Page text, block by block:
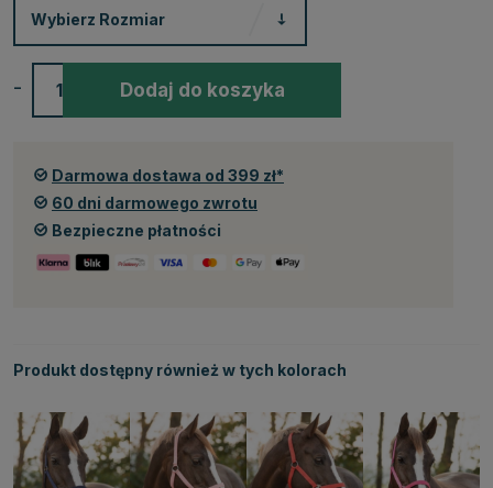
Wybierz Rozmiar
- Dodaj do koszyka
Darmowa dostawa od 399 zł*
60 dni darmowego zwrotu
Bezpieczne płatności
Produkt dostępny również w tych kolorach